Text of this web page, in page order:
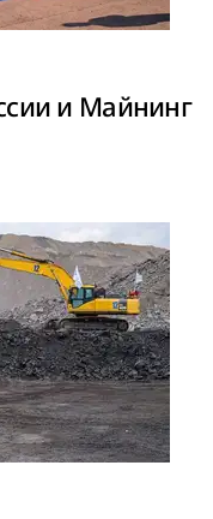
и Майнинг